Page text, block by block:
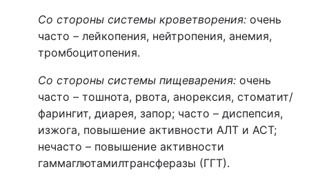
Со стороны системы кроветворения: очень
часто – лейкопения, нейтропения, анемия,
тромбоцитопения.
Со стороны системы пищеварения: очень
часто – тошнота, рвота, анорексия, стоматит/
фарингит, диарея, запор; часто – диспепсия,
изжога, повышение активности АЛТ и АСТ;
нечасто – повышение активности
гаммаглютамилтрансферазы (ГГТ).